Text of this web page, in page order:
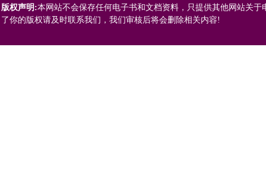
版权声明:本网站不会保存任何电子书和文档资料，只提供其他网站关
了你的版权请及时联系我们，我们审核后将会删除相关内容!